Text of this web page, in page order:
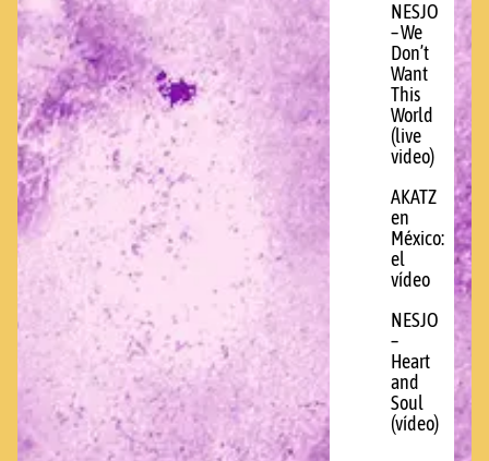
NESJO
– We
Don’t
Want
This
World
(live
video)
AKATZ
en
México:
el
vídeo
NESJO
–
Heart
and
Soul
(vídeo)